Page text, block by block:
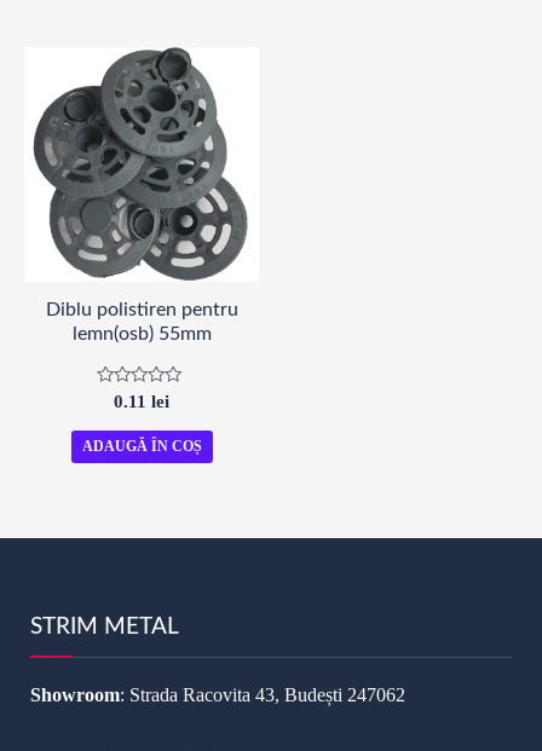
Diblu polistiren pentru
lemn(osb) 55mm
Evaluat
0
din
5
0.11 lei
ADAUGĂ ÎN COȘ
STRIM METAL
Showroom: Strada Racovita 43, Budești 247062